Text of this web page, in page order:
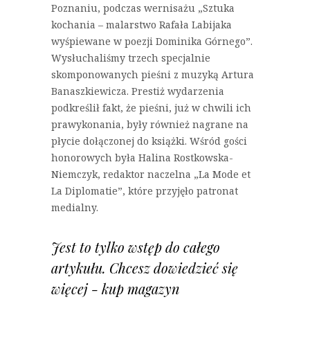
Poznaniu, podczas wernisażu „Sztuka
kochania – malarstwo Rafała Labijaka
wyśpiewane w poezji Dominika Górnego”.
Wysłuchaliśmy trzech specjalnie
skomponowanych pieśni z muzyką Artura
Banaszkiewicza. Prestiż wydarzenia
podkreślił fakt, że pieśni, już w chwili ich
prawykonania, były również nagrane na
płycie dołączonej do książki. Wśród gości
honorowych była Halina Rostkowska-
Niemczyk, redaktor naczelna „La Mode et
La Diplomatie”, które przyjęło patronat
medialny.
Jest to tylko wstęp do całego
artykułu. Chcesz dowiedzieć się
więcej - kup magazyn